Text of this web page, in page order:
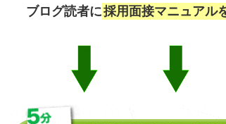
ブログ読者に採用面接マニュアル